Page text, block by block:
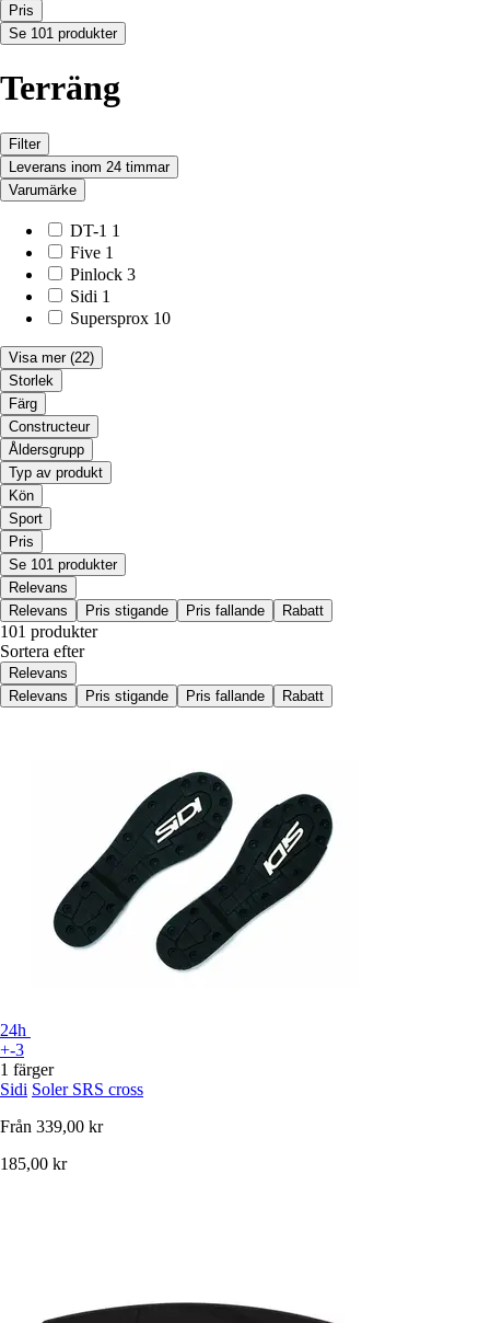
Pris
Se 101 produkter
Terräng
Filter
Leverans inom 24 timmar
Varumärke
DT-1 1
Five 1
Pinlock 3
Sidi 1
Supersprox 10
Visa mer (22)
Storlek
Färg
Constructeur
Åldersgrupp
Typ av produkt
Kön
Sport
Pris
Se 101 produkter
Relevans
Relevans
Pris stigande Pris fallande Rabatt
101 produkter
Sortera efter
Relevans
Relevans
Pris stigande Pris fallande Rabatt
24h
+-3
1 färger
Sidi Soler SRS cross
Från 339,00 kr
185,00 kr